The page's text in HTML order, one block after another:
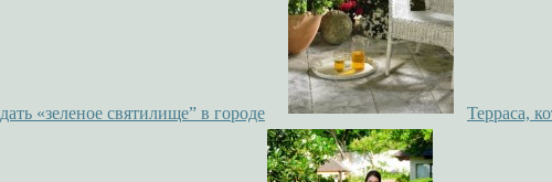
«зеленое святилище” в городе Терраса,